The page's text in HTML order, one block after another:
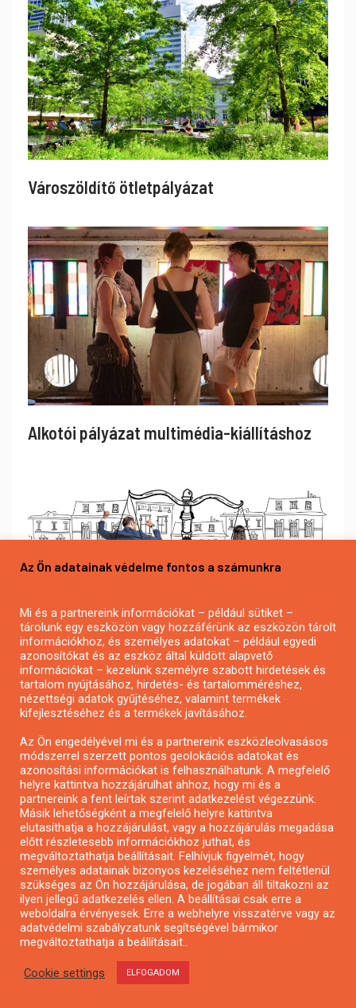
Városzöldítő ötletpályázat
Alkotói pályázat multimédia-kiállításhoz
Pályázat a nemek közötti egyenlőség
európai mozgalmainak erősítésére
Európai Helyi Kultúra – pályázat helyi
kulturális projektek fejlesztésére
Az Ön adatainak védelme fontos a számunkra
Mi és a partnereink információkat – például sütiket –
tárolunk egy eszközön vagy hozzáférünk az eszközön tárolt
információkhoz, és személyes adatokat – például egyedi
azonosítókat és az eszköz által küldött alapvető
információkat – kezelünk személyre szabott hirdetések és
tartalom nyújtásához, hirdetés- és tartalomméréshez,
nézettségi adatok gyűjtéséhez, valamint termékek
kifejlesztéséhez és a termékek javításához.
Az Ön engedélyével mi és a partnereink eszközleolvasásos
módszerrel szerzett pontos geolokációs adatokat és
azonosítási információkat is felhasználhatunk. A megfelelő
helyre kattintva hozzájárulhat ahhoz, hogy mi és a
partnereink a fent leírtak szerint adatkezelést végezzünk.
Másik lehetőségként a megfelelő helyre kattintva
elutasíthatja a hozzájárulást, vagy a hozzájárulás megadása
előtt részletesebb információkhoz juthat, és
megváltoztathatja beállításait. Felhívjuk figyelmét, hogy
személyes adatainak bizonyos kezeléséhez nem feltétlenül
szükséges az Ön hozzájárulása, de jogában áll tiltakozni az
ilyen jellegű adatkezelés ellen. A beállításai csak erre a
weboldalra érvényesek. Erre a webhelyre visszatérve vagy az
adatvédelmi szabályzatunk segítségével bármikor
megváltoztathatja a beállításait..
Cookie settings ELFOGADOM